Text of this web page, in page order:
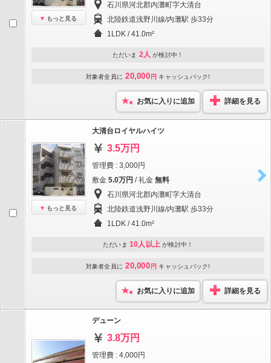
もっと見る
石川県河北郡内灘町字大清台
北陸鉄道浅野川線/内灘駅 歩33分
1LDK / 41.0m²
ただいま 2人 が検討中！
対象者全員に 20,000 円 キャッシュバック!
お気に入りに追加 詳細を見る
もっと見る
大清台ロイヤルハイツ
3.5万円
管理費 : 3,000円
敷金 5.0万円 / 礼金 無料
石川県河北郡内灘町字大清台
北陸鉄道浅野川線/内灘駅 歩33分
1LDK / 41.0m²
ただいま 10人以上 が検討中！
対象者全員に 20,000 円 キャッシュバック!
お気に入りに追加 詳細を見る
デューン
3.8万円
管理費 : 4,000円